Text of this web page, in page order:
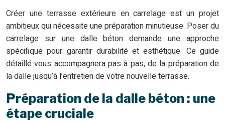
Créer une terrasse extérieure en carrelage est un projet
ambitieux qui nécessite une préparation minutieuse. Poser du
carrelage sur une dalle béton demande une approche
spécifique pour garantir durabilité et esthétique. Ce guide
détaillé vous accompagnera pas à pas, de la préparation de
la dalle jusqu’à l’entretien de votre nouvelle terrasse.
Préparation de la dalle béton : une
étape cruciale